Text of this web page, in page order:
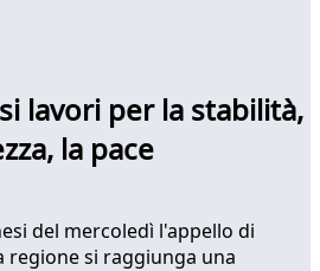
lavori per la stabilità,
la pace
del mercoledì l'appello di
regione si raggiunga una